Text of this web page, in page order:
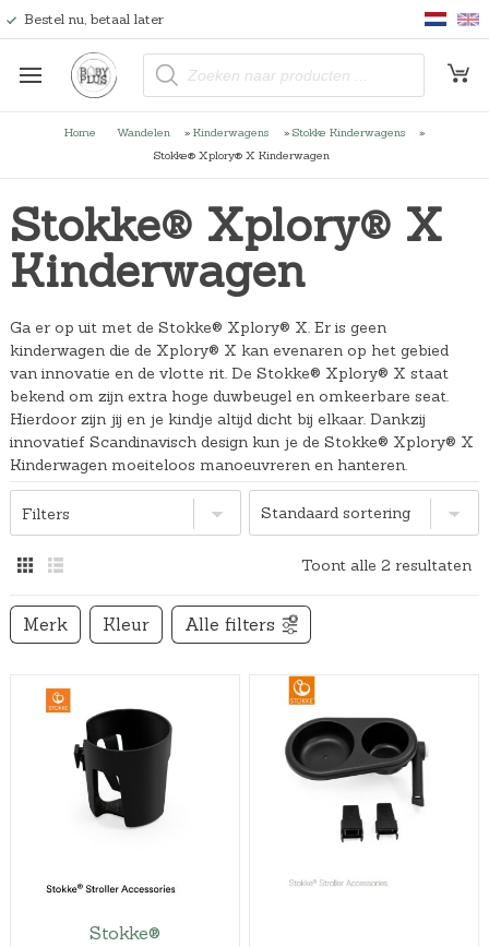
Bestel nu, betaal later
P
o
c
o
e
k
e
n
Home Wandelen » Kinderwagens » Stokke Kinderwagens
»
Stokke® Xplory® X Kinderwagen
Stokke® Xplory® X
Kinderwagen
Ga er op uit met de Stokke® Xplory® X. Er is geen
kinderwagen die de Xplory® X kan evenaren op het gebied
van innovatie en de vlotte rit. De Stokke® Xplory® X staat
bekend om zijn extra hoge duwbeugel en omkeerbare seat.
Hierdoor zijn jij en je kindje altijd dicht bij elkaar. Dankzij
innovatief Scandinavisch design kun je de Stokke® Xplory® X
Kinderwagen moeiteloos manoeuvreren en hanteren.
Filters
Toont alle 2 resultaten
Merk Kleur Alle filters
Stokke®